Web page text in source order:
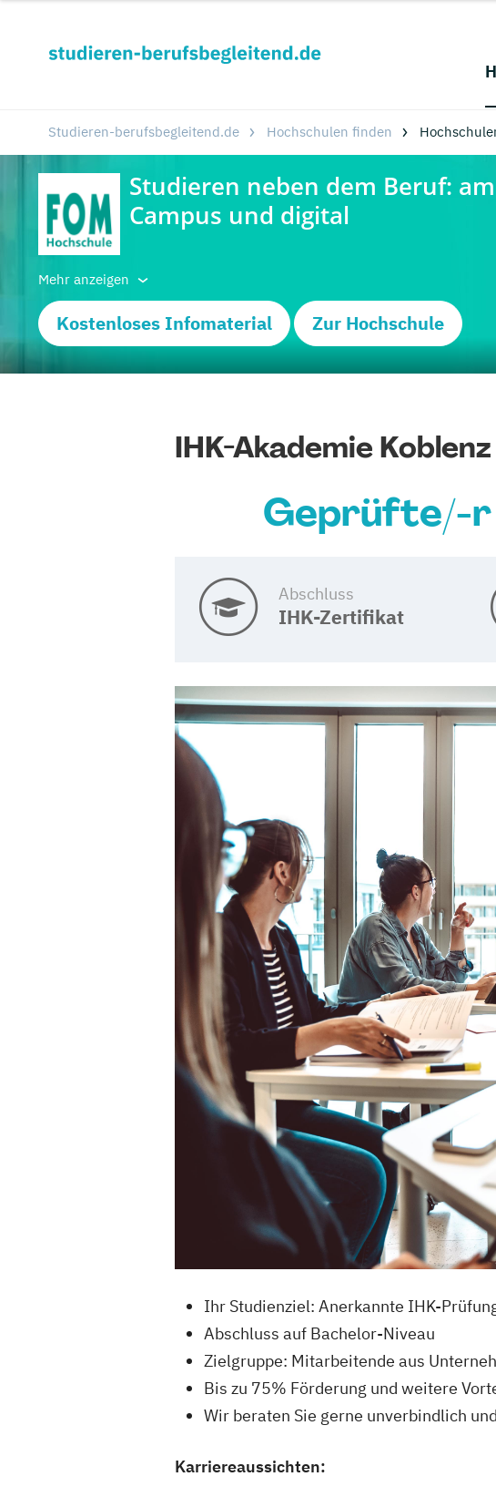
Studieren-berufsbegleitend.de Hochschulen finden
Mehr anzeigen
Kostenloses Infomaterial Zur Hochschule
IHK-Akademie
Geprüfte/-
Abschluss
IHK-Zertifikat
Ihr Studienziel: Anerkannte IHK-
Abschluss auf Bachelor-Niveau
Zielgruppe: Mitarbeitende aus
Bis zu 75% Förderung und weitere
Wir beraten Sie gerne unverbindlich
Karriereaussichten: